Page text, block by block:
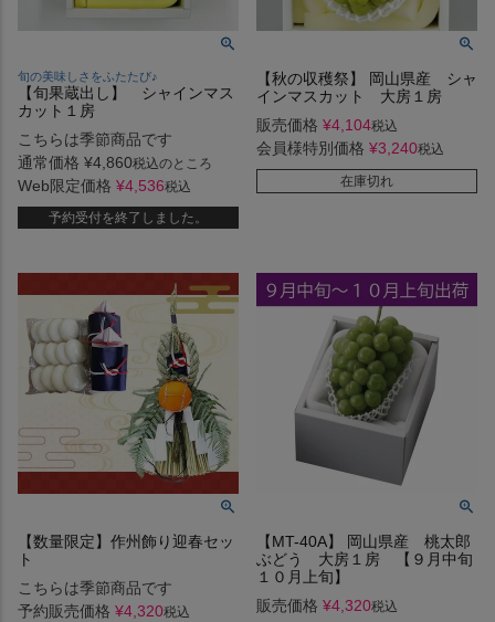
旬の美味しさをふたたび♪
【旬果蔵出し】 シャインマス
カット１房
こちらは季節商品です
通常価格 ¥4,860税込のところ
Web限定価格 ¥4,536税込
予約受付を終了しました。
【秋の収穫祭】 岡山県産 シャ
インマスカット 大房１房
販売価格 ¥4,104税込
会員様特別価格 ¥3,240税込
在庫切れ
【数量限定】作州飾り迎春セッ
ト
こちらは季節商品です
予約販売価格 ¥4,320税込
【MT-40A】 岡山県産 桃太郎
ぶどう 大房１房 【９月中旬
１０月上旬】
販売価格 ¥4,320税込